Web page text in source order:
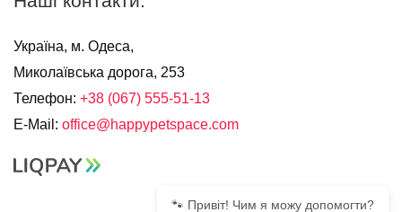
Україна, м. Одеса,
Миколаївська дорога, 253
Телефон: +38 (067) 555-51-13
E-Mail: office@happypetspace.com
🐾 Привіт! Чим я можу допомогти?